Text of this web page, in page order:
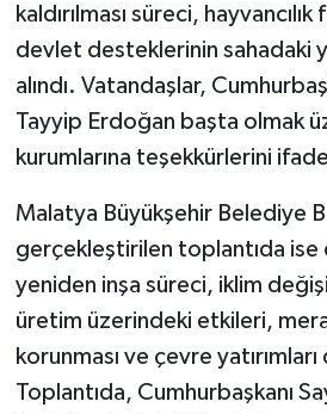
kaldırılması süreci,
devlet desteklerinin sahadaki
alındı. Vatandaşlar,
Tayyip Erdoğan başta olmak
kurumlarına teşekkürlerini
Malatya Büyükşehir Belediye
gerçekleştirilen toplantıda ise
yeniden inşa süreci, iklim
üretim üzerindeki etkileri, mera
korunması ve çevre
Toplantıda, Cumhurbaşkanı